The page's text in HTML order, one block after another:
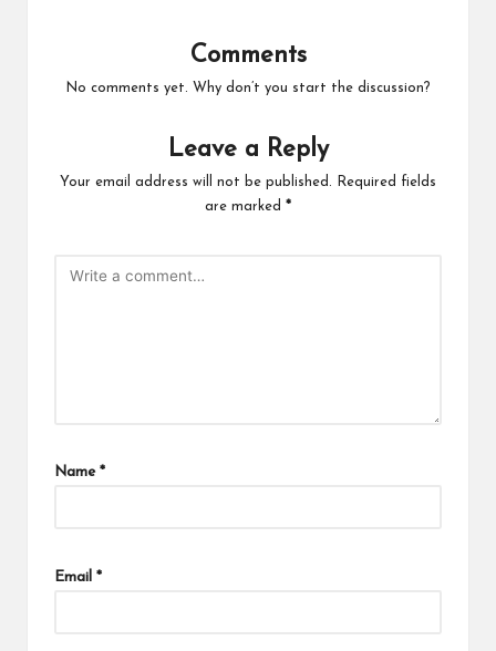
Comments
No comments yet. Why don’t you start the discussion?
Leave a Reply
Your email address will not be published.
Required fields
are marked *
Name *
Email *